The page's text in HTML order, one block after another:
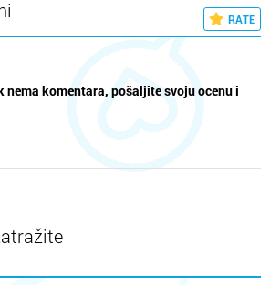
RATE
nema komentara, pošaljite svoju ocenu i